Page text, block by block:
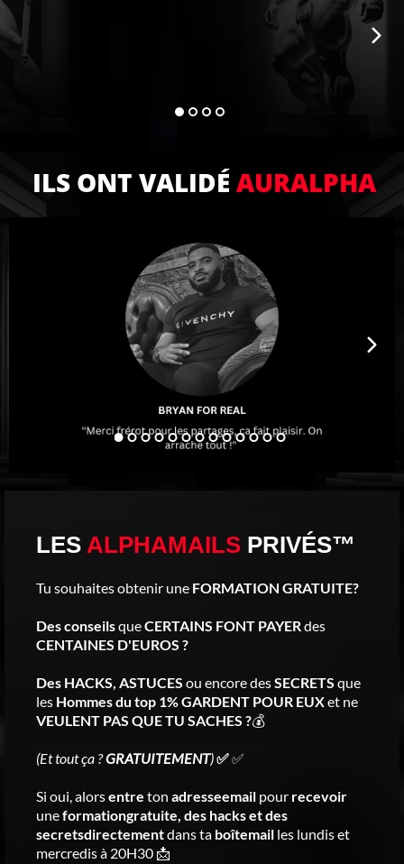
ILS ONT VALIDÉ AURALPHA
LES ALPHAMAILS PRIVÉS™
Tu souhaites obtenir une FORMATION GRATUITE?
Des conseilsqueCERTAINS FONT PAYERdes
CENTAINES D'EUROS ?
Des HACKS, ASTUCES ou encore desSECRETS que
les Hommes du top 1% GARDENT POUR EUXet ne
VEULENT PAS QUE TU SACHES ?💰
(Et tout ça ?GRATUITEMENT)✅✅
Si oui, alorsentre ton adresseemail pour recevoir
uneformationgratuite, des hacks et des
secretsdirectementdans ta boîtemail les lundis et
mercredis à 20H30 📩